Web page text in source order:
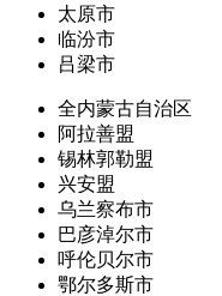
太原市
临汾市
吕梁市
全内蒙古自治区
阿拉善盟
锡林郭勒盟
兴安盟
乌兰察布市
巴彦淖尔市
呼伦贝尔市
鄂尔多斯市